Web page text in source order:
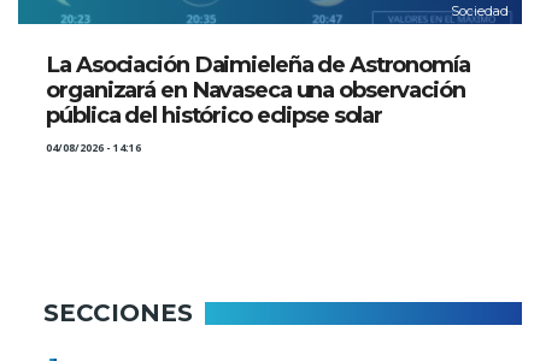
Sociedad
La Asociación Daimieleña de Astronomía
organizará en Navaseca una observación
pública del histórico eclipse solar
04/08/2026 - 14:16
SECCIONES